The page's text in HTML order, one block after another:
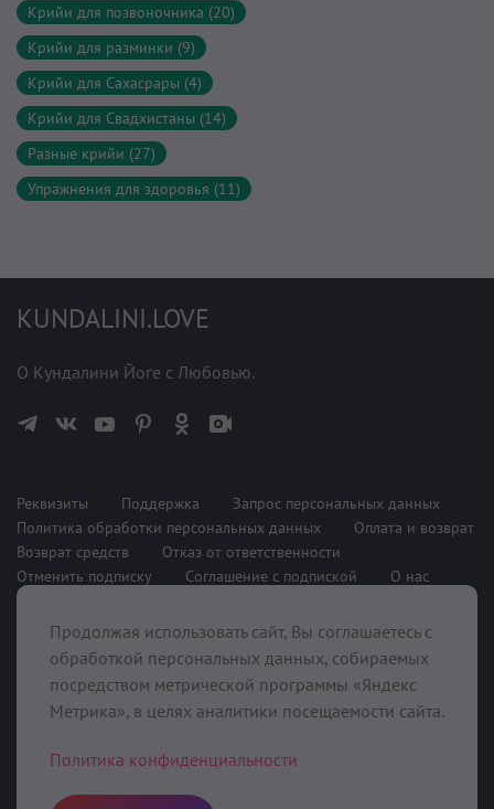
Крийи для позвоночника (20)
Крийи для разминки (9)
Крийи для Сахасрары (4)
Крийи для Свадхистаны (14)
Разные крийи (27)
Упражнения для здоровья (11)
KUNDALINI.LOVE
О Кундалини Йоге с Любовью.
Реквизиты Поддержка
Запрос персональных данных
Политика обработки персональных данных
Оплата и возврат
Возврат средств
Отказ от ответственности
Отменить подписку
Соглашение с подпиской О нас
При поддержке
Продолжая использовать сайт, Вы соглашаетесь с
обработкой персональных данных, собираемых
посредством метрической программы «Яндекс
Метрика», в целях аналитики посещаемости сайта.
Политика конфиденциальности